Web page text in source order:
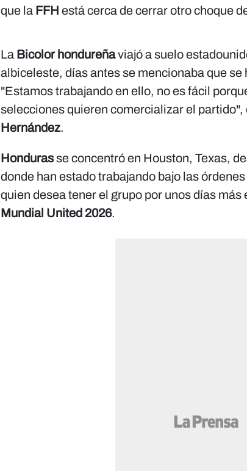
que la FFH está cerca de cerrar otro choque
La Bicolor hondureñaviajó a suelo
albiceleste, días antes se mencionaba que
"Estamos trabajando en ello, no es fácil
selecciones quieren comercializar el partido",
Hernández.
Hondurasse concentró en Houston, Texas,
donde han estado trabajando bajo las
quien desea tener el grupo por unos días más
Mundial United 2026.